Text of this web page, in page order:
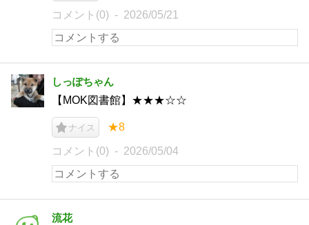
コメント(0) 2026/05/21
しっぽちゃん
【MOK図書館】★★★☆☆
ナイス ★8
コメント(0) 2026/05/04
流花